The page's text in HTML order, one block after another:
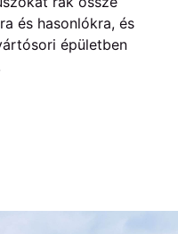
és hasonlókra, és
épületben